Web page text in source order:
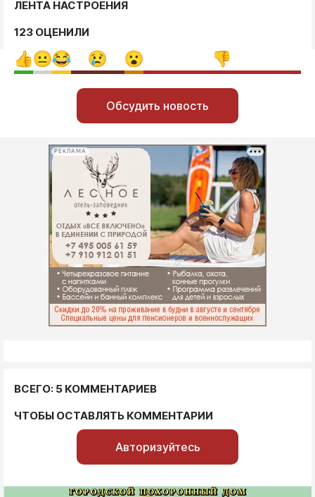
ЛЕНТА НАСТРОЕНИЯ
123 ОЦЕНИЛИ
Обсудить новость
РЕКЛАМА
ВСЕГО: 5 КОММЕНТАРИЕВ
ЧТОБЫ ОСТАВЛЯТЬ КОММЕНТАРИИ
Авторизуйтесь